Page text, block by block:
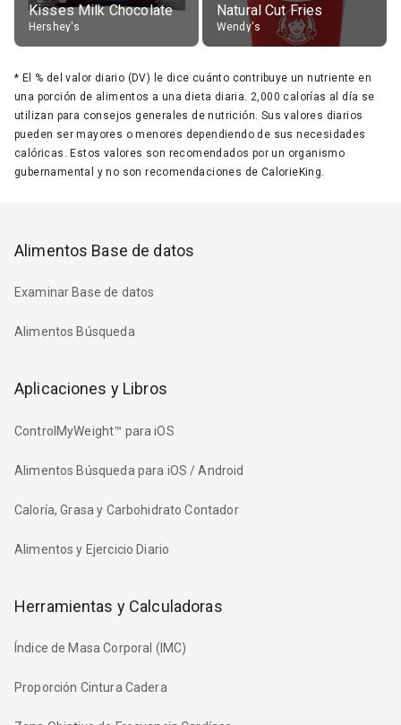
Kisses Milk Chocolate
Hershey's
Natural Cut Fries
Wendy's
* El % del valor diario (DV) le dice cuánto contribuye un nutriente en
una porción de alimentos a una dieta diaria. 2,000 calorías al día se
utilizan para consejos generales de nutrición. Sus valores diarios
pueden ser mayores o menores dependiendo de sus necesidades
calóricas. Estos valores son recomendados por un organismo
gubernamental y no son recomendaciones de CalorieKing.
Alimentos Base de datos
Examinar Base de datos
Alimentos Búsqueda
Aplicaciones y Libros
ControlMyWeight™ para iOS
Alimentos Búsqueda para iOS / Android
Caloría, Grasa y Carbohidrato Contador
Alimentos y Ejercicio Diario
Herramientas y Calculadoras
Índice de Masa Corporal (IMC)
Proporción Cintura Cadera